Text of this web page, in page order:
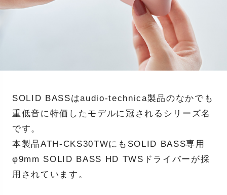
SOLID BASSはaudio-technica製品のなかでも
重低音に特価したモデルに冠されるシリーズ名
です。
本製品ATH-CKS30TWにもSOLID BASS専用
φ9mm SOLID BASS HD TWSドライバーが採
用されています。